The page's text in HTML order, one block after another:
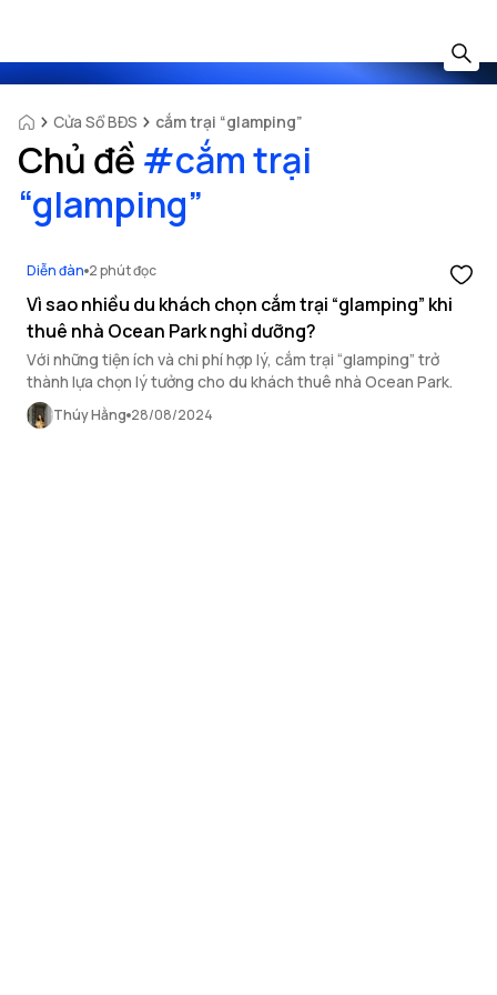
Cửa Sổ BĐS cắm trại “glamping”
Chủ đề #cắm trại
“glamping”
Diễn đàn 2 phút đọc
Vì sao nhiều du khách chọn cắm trại “glamping” khi
thuê nhà Ocean Park nghỉ dưỡng?
Với những tiện ích và chi phí hợp lý, cắm trại “glamping” trở
thành lựa chọn lý tưởng cho du khách thuê nhà Ocean Park.
Thúy Hằng 28/08/2024